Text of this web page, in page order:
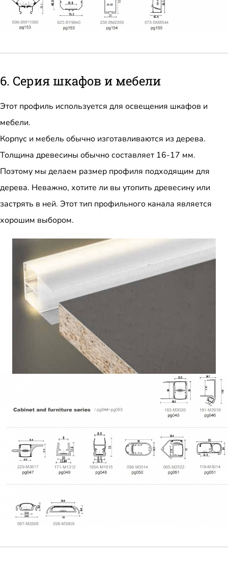
6. Серия шкафов и мебели
Этот профиль используется для освещения шкафов и
мебели.
Корпус и мебель обычно изготавливаются из дерева.
Толщина древесины обычно составляет 16-17 мм.
Поэтому мы делаем размер профиля подходящим для
дерева. Неважно, хотите ли вы утопить древесину или
застрять в ней. Этот тип профильного канала является
хорошим выбором.